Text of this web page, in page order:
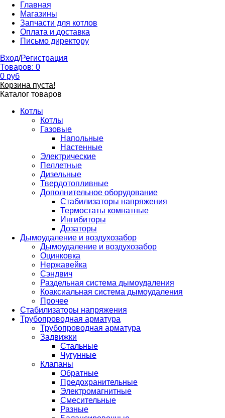
Главная
Магазины
Запчасти для котлов
Оплата и доставка
Письмо директору
Вход/Регистрация
Товаров: 0
0 руб
Корзина пуста!
Каталог товаров
Котлы
Котлы
Газовые
Напольные
Настенные
Электрические
Пеллетные
Дизельные
Твердотопливные
Дополнительное оборудование
Стабилизаторы напряжения
Термостаты комнатные
Ингибиторы
Дозаторы
Дымоудаление и воздухозабор
Дымоудаление и воздухозабор
Оцинковка
Нержавейка
Сэндвич
Раздельная система дымоудаления
Коаксиальная система дымоудаления
Прочее
Стабилизаторы напряжения
Трубопроводная арматура
Трубопроводная арматура
Задвижки
Стальные
Чугунные
Клапаны
Обратные
Предохранительные
Электромагнитные
Смесительные
Разные